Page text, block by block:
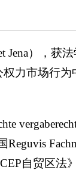
Jena），
力市场行
自贸区法